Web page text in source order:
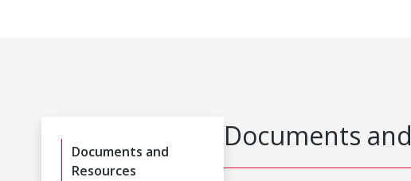
Documents and
Resources
Documents